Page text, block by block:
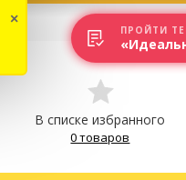
В списке избранного
0 товаров
×
ПРОЙТИ